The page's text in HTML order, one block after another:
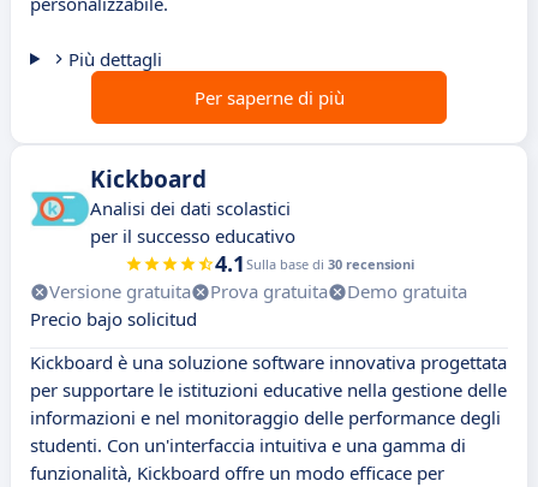
Più dettagli
Per saperne di più
Kickboard
Analisi dei dati scolastici
per il successo educativo
4.1 Sulla base di 30 recensioni
Versione gratuita Prova gratuita
Demo gratuita
Precio bajo solicitud
Kickboard è una soluzione software innovativa progettata
per supportare le istituzioni educative nella gestione delle
informazioni e nel monitoraggio delle performance degli
studenti. Con un'interfaccia intuitiva e una gamma di
funzionalità, Kickboard offre un modo efficace per